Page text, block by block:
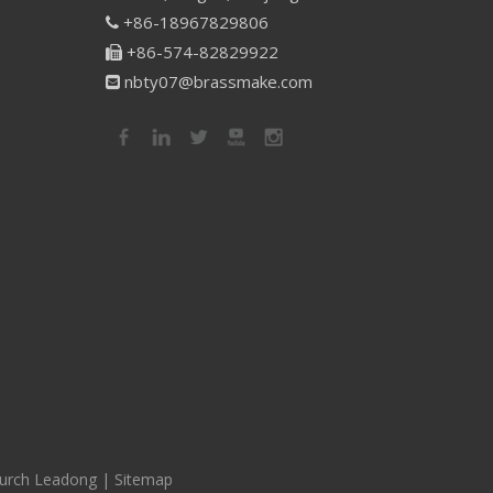
 +86-18967829806
 +86-574-82829922
 nbty07@brassmake.com
Leadong | Sitemap